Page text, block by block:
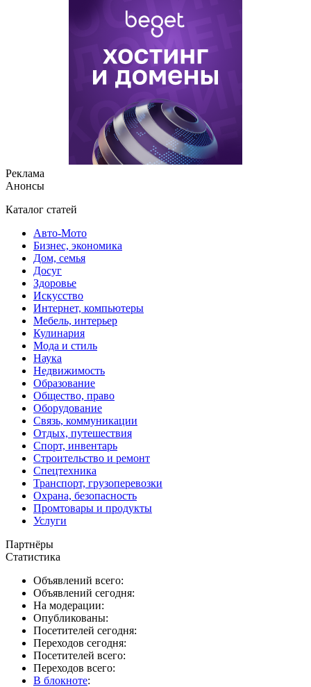
Реклама
Анонсы
Каталог статей
Авто-Мото
Бизнес, экономика
Дом, семья
Досуг
Здоровье
Искусство
Интернет, компьютеры
Мебель, интерьер
Кулинария
Мода и стиль
Наука
Недвижимость
Образование
Общество, право
Оборудование
Связь, коммуникации
Отдых, путешествия
Спорт, инвентарь
Строительство и ремонт
Спецтехника
Транспорт, грузоперевозки
Охрана, безопасность
Промтовары и продукты
Услуги
Партнёры
Статистика
Объявлений всего:
Объявлений сегодня:
На модерации:
Опубликованы:
Посетителей сегодня:
Переходов сегодня:
Посетителей всего:
Переходов всего:
В блокноте: